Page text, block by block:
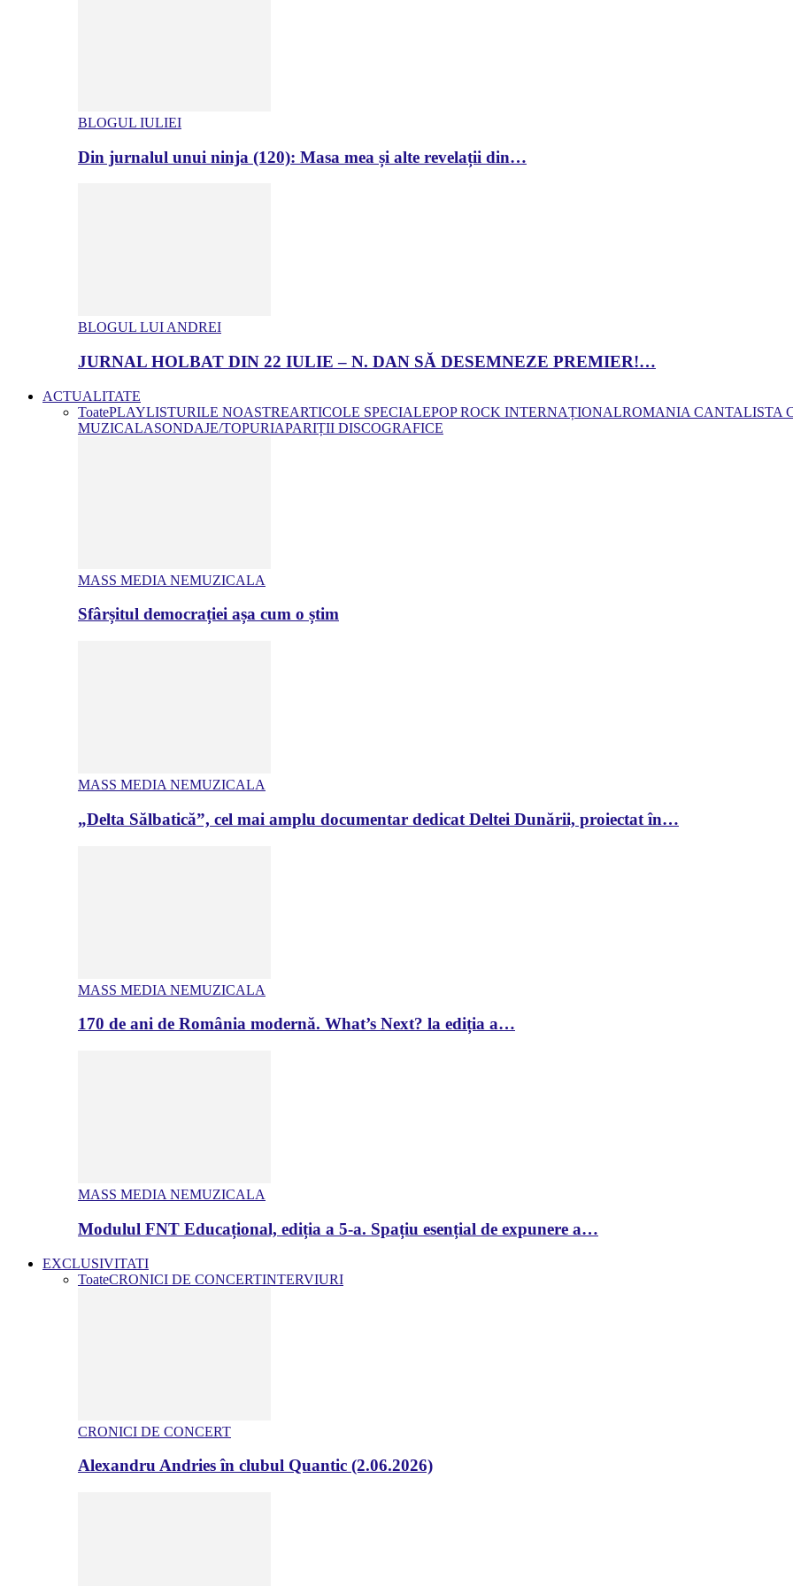
BLOGUL IULIEI
Din jurnalul unui ninja (120): Masa mea și alte revelații din…
BLOGUL LUI ANDREI
JURNAL HOLBAT DIN 22 IULIE – N. DAN SĂ DESEMNEZE PREMIER!…
ACTUALITATE
ToatePLAYLISTURILE NOASTREARTICOLE SPECIALEPOP ROCK INTERNAȚIONALROMANIA CANTALISTA
MUZICALASONDAJE/TOPURIAPARIȚII DISCOGRAFICE
MASS MEDIA NEMUZICALA
Sfârșitul democrației așa cum o știm
MASS MEDIA NEMUZICALA
„Delta Sălbatică”, cel mai amplu documentar dedicat Deltei Dunării, proiectat în…
MASS MEDIA NEMUZICALA
170 de ani de România modernă. What’s Next? la ediția a…
MASS MEDIA NEMUZICALA
Modulul FNT Educațional, ediția a 5-a. Spațiu esențial de expunere a…
EXCLUSIVITATI
ToateCRONICI DE CONCERTINTERVIURI
CRONICI DE CONCERT
Alexandru Andries în clubul Quantic (2.06.2026)